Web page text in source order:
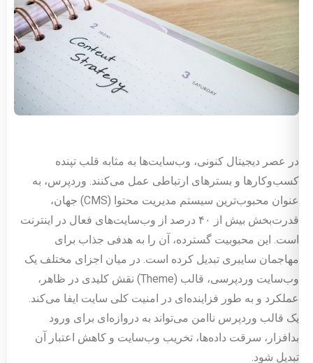
در عصر دیجیتال کنونی، وب‌سایت‌ها به مثابه قلب تپنده
کسب‌وکارها و بسترهای ارتباطی عمل می‌کنند. وردپرس، به
عنوان محبوب‌ترین سیستم مدیریت محتوا (CMS) جهان،
قدرت‌بخش بیش از ۴۰ درصد از وب‌سایت‌های فعال در اینترنت
است. این محبوبیت گسترده، آن را به هدفی جذاب برای
مهاجمان سایبری تبدیل کرده است. در میان اجزای مختلف یک
وب‌سایت وردپرسی، قالب (Theme) نقش کلیدی در ظاهر،
عملکرد و به طور فزاینده‌ای در امنیت کلی سایت ایفا می‌کند.
یک قالب وردپرس ناامن می‌تواند به دروازه‌ای برای ورود
بدافزار، سرقت داده‌ها، تخریب وب‌سایت و کاهش اعتبار آن
تبدیل شود.